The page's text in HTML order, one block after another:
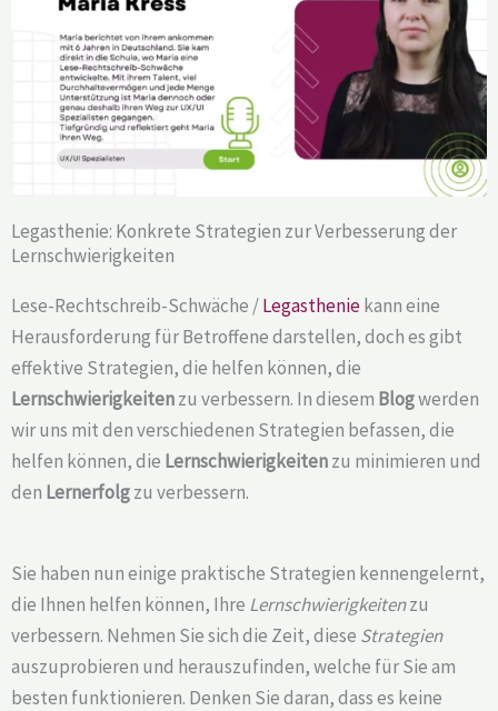
Legasthenie: Konkrete Strategien zur Verbesserung der
Lernschwierigkeiten
Lese-Rechtschreib-Schwäche /Legastheniekann eine
Herausforderung für Betroffene darstellen, doch es gibt
effektive Strategien, die helfen können, die
Lernschwierigkeitenzu verbessern. In diesem Blogwerden
wir uns mit den verschiedenen Strategien befassen, die
helfen können, die Lernschwierigkeitenzu minimieren und
den Lernerfolgzu verbessern.
Sie haben nun einige praktische Strategien kennengelernt,
die Ihnen helfen können, Ihre Lernschwierigkeitenzu
verbessern. Nehmen Sie sich die Zeit, diese Strategien
auszuprobieren und herauszufinden, welche für Sie am
besten funktionieren. Denken Sie daran, dass es keine